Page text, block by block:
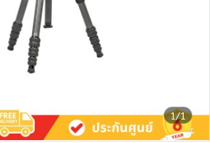
1/1